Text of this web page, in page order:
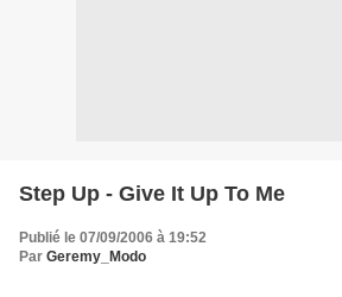
Step Up - Give It Up To Me
Publié le 07/09/2006 à 19:52
Par Geremy_Modo